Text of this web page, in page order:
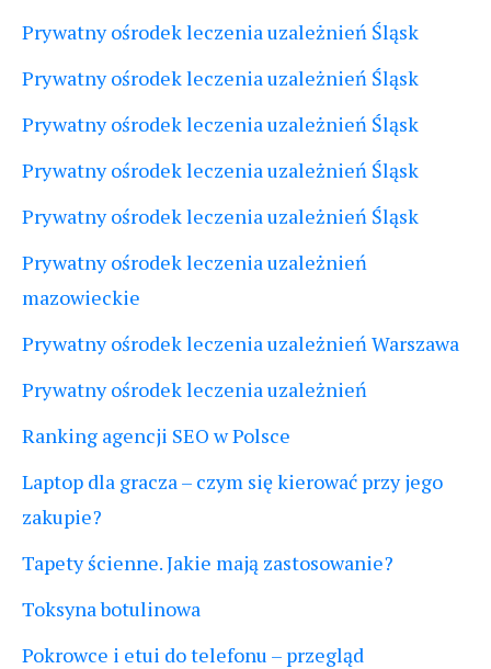
Prywatny ośrodek leczenia uzależnień Śląsk
Prywatny ośrodek leczenia uzależnień Śląsk
Prywatny ośrodek leczenia uzależnień Śląsk
Prywatny ośrodek leczenia uzależnień Śląsk
Prywatny ośrodek leczenia uzależnień Śląsk
Prywatny ośrodek leczenia uzależnień
mazowieckie
Prywatny ośrodek leczenia uzależnień Warszawa
Prywatny ośrodek leczenia uzależnień
Ranking agencji SEO w Polsce
Laptop dla gracza – czym się kierować przy jego
zakupie?
Tapety ścienne. Jakie mają zastosowanie?
Toksyna botulinowa
Pokrowce i etui do telefonu – przegląd